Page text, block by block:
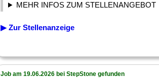
MEHR INFOS ZUM STELLENANGEBOT
▶ Zur Stellenanzeige
Job am 19.06.2026 bei StepStone gefunden